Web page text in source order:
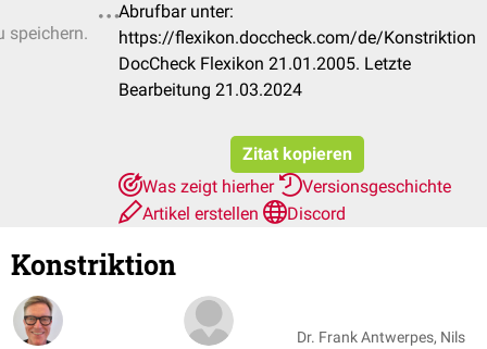
speichern.
Abrufbar unter:
https://flexikon.doccheck.com/de/Konstriktion
DocCheck Flexikon 21.01.2005. Letzte
Bearbeitung 21.03.2024
Zitat kopieren
Was zeigt hierher
Versionsgeschichte
Artikel erstellen
Discord
Konstriktion
Dr. Frank Antwerpes, Nils